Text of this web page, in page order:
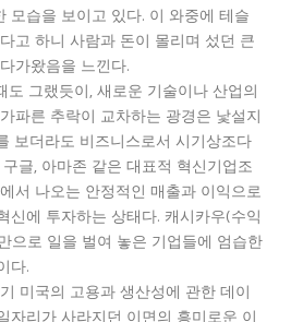
모습을 보이고 있다. 이 와중에 테슬
고 하니 사람과 돈이 몰리며 섰던 큰
가왔음을 느낀다.
도 그랬듯이, 새로운 기술이나 산업의
파른 추락이 교차하는 광경은 낯설지
보더라도 비즈니스로서 시기상조다
글, 아마존 같은 대표적 혁신기업조
서 나오는 안정적인 매출과 이익으로
신에 투자하는 상태다. 캐시카우(수익
으로 일을 벌여 놓은 기업들에 엄습한
다.
미국의 고용과 생산성에 관한 데이